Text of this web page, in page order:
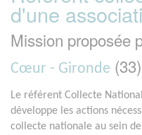
d'une
Mission proposée
Cœur - Gironde (33)
Le référent Collecte
développe les actions
collecte nationale au sein